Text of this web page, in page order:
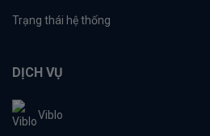
Trạng thái hệ thống
DỊCH VỤ
Viblo